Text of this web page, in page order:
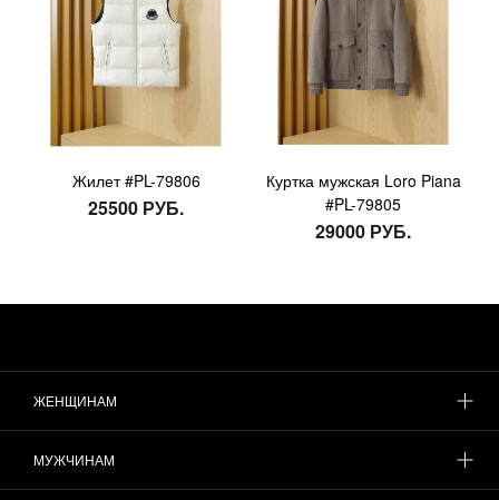
Жилет #PL-79806
25500 РУБ.
Куртка мужская Loro Piana
#PL-79805
29000 РУБ.
ЖЕНЩИНАМ
МУЖЧИНАМ